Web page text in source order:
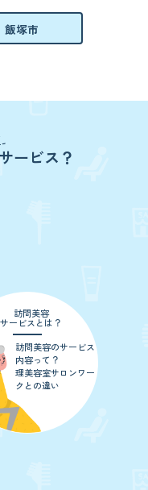
飯塚市
ービス？
訪問美容
サービスとは？
訪問美容のサービス
内容って？
理美容室サロンワー
クとの違い